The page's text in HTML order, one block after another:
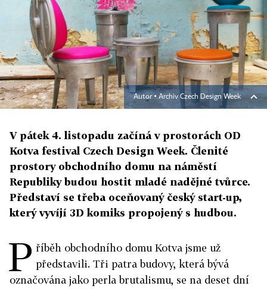
Autor ▪Archiv Czech Design Week
V pátek 4. listopadu začíná v prostorách OD
Kotva festival Czech Design Week. Členité
prostory obchodního domu na náměstí
Republiky budou hostit mladé nadějné tvůrce.
Představí se třeba oceňovaný český start-up,
který vyvíjí 3D komiks propojený s hudbou.
P říběh obchodního domu Kotva jsme už
představili. Tři patra budovy, která bývá
označována jako perla brutalismu, se na deset dní